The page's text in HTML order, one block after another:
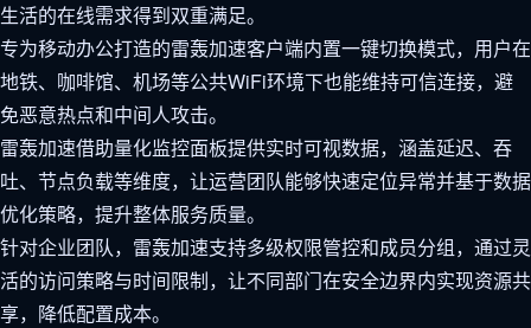
生活的在线需求得到双重满足。
专为移动办公打造的雷轰加速客户端内置一键切换模式，用户在
地铁、咖啡馆、机场等公共WiFi环境下也能维持可信连接，避
免恶意热点和中间人攻击。
雷轰加速借助量化监控面板提供实时可视数据，涵盖延迟、吞
吐、节点负载等维度，让运营团队能够快速定位异常并基于数据
优化策略，提升整体服务质量。
针对企业团队，雷轰加速支持多级权限管控和成员分组，通过灵
活的访问策略与时间限制，让不同部门在安全边界内实现资源共
享，降低配置成本。